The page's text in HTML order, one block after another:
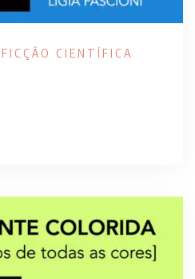
FICÇÃO CIENTÍFICA